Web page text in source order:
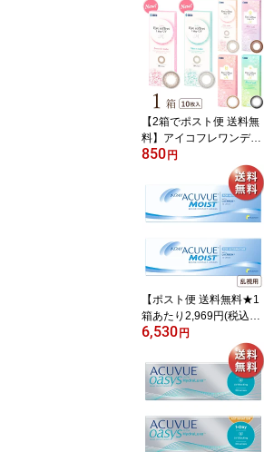
ーディファインモイスト
30枚パック 2箱セット[3
0枚入x2] 両眼1ヶ月分(ジ
ョンソン・エンド・ジョ
ンソン/1DAY/1日使い捨
てコンタクトレンズ)
【2箱でポスト便 送料無
料】アイコフレワンデー
UV M(エム) 10枚(シード/
1DAY/UVカット/リッチ
メイク/ベースメイク/ナ
チュラルメイク/ファース
トメイク/度なし/度あり/
サークル/カラコン/福原
850円
【ポスト便 送料無料★1
箱あたり2,969円(税込3,2
65円)】ワンデーアキュ
ビューモイスト 乱視用 2
箱セット(30枚入x2) 両眼
1ヶ月分(ジョンソン・エ
ンド・ジョンソン/1DAY/
乱視用/トーリック/1日使
い捨てコンタクトレンズ)
6,530円